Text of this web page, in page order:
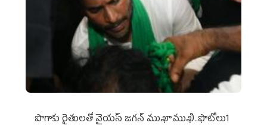
పొగాకు రైతుల‌తో వైయ‌స్ జ‌గ‌న్ ముఖాముఖి..ఫొటోలు1